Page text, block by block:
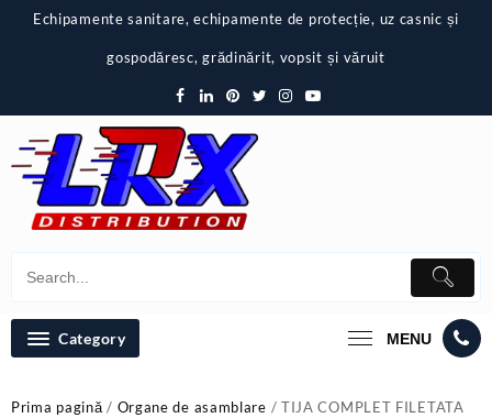
Echipamente sanitare, echipamente de protecție, uz casnic și
gospodăresc, grădinărit, vopsit și văruit
Category MENU
Prima pagină/ Organe de asamblare / TIJA COMPLET FILETATA